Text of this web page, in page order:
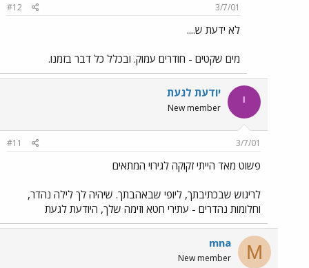
3/7/01
#12
לא ידעת ש....
מים שקטים - חודרים עמוק. ובכלל כל דבר בזמנו.
י יודעת לגעת
New member
3/7/01
#11
פשוט מאד הייתי זקוקה לגירוי המתאים
לריגוש שבכתיבתך, ליופי שבאהבתך. שיהיה לך לילה נהדר,
וחלומות נהדרים - עתירי חטא וזימה שלך, היודעת לגעת
M
mna
New member